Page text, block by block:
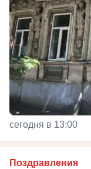
сегодня в 13:00
Поздравления